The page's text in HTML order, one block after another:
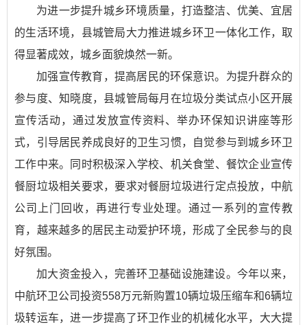
为进一步提升城乡环境质量，打造整洁、优美、宜居
的生活环境，县城管局大力推进城乡环卫一体化工作，取
得显著成效，城乡面貌焕然一新。
加强宣传教育，提高居民的环保意识。为提升群众的
参与度、知晓度，县城管局每月在垃圾分类试点小区开展
宣传活动，通过发放宣传资料、举办环保知识讲座等形
式，引导居民养成良好的卫生习惯，自觉参与到城乡环卫
工作中来。同时积极深入学校、机关食堂、餐饮企业宣传
餐厨垃圾相关要求，要求对餐厨垃圾进行定点投放，中航
公司上门回收，再进行专业处理。通过一系列的宣传教
育，越来越多的居民主动爱护环境，形成了全民参与的良
好氛围。
加大资金投入，完善环卫基础设施建设。今年以来，
中航环卫公司投资558万元新购置10辆垃圾压缩车和6辆垃
圾转运车，进一步提高了环卫作业的机械化水平，大大提